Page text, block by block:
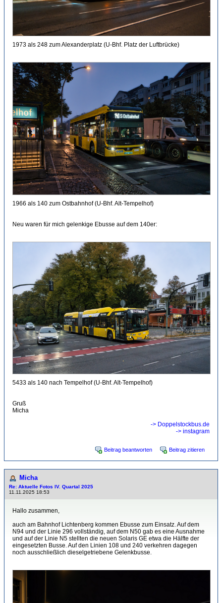
1973 als 248 zum Alexanderplatz (U-Bhf. Platz der Luftbrücke)
1966 als 140 zum Ostbahnhof (U-Bhf. Alt-Tempelhof)
Neu waren für mich gelenkige Ebusse auf dem 140er:
5433 als 140 nach Tempelhof (U-Bhf. Alt-Tempelhof)
Gruß
Micha
-> Doppelstockbus.de
-> instagram
Beitrag beantworten Beitrag zitieren
Micha
Re: Aktuelle Fotos IV. Quartal 2025
11.11.2025 18:53
Hallo zusammen,
auch am Bahnhof Lichtenberg kommen Ebusse zum Einsatz. Auf dem
N94 und der Linie 296 vollständig, auf dem N50 gab es eine Ausnahme
und auf der Linie N5 stellten die neuen Solaris GE etwa die Hälfte der
eingesetzten Busse. Auf den Linien 108 und 240 verkehren dagegen
noch ausschließlich dieselgetriebene Gelenkbusse.